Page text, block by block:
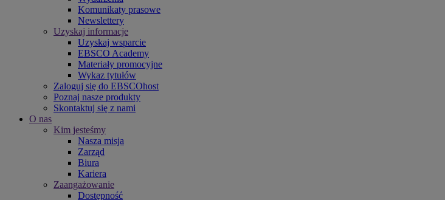
Komunikaty prasowe
Newslettery
Uzyskaj informacje
Uzyskaj wsparcie
EBSCO Academy
Materiały promocyjne
Wykaz tytułów
Zaloguj się do EBSCOhost
Poznaj nasze produkty
Skontaktuj się z nami
O nas
Kim jesteśmy
Nasza misja
Zarząd
Biura
Kariera
Zaangażowanie
Dostępność